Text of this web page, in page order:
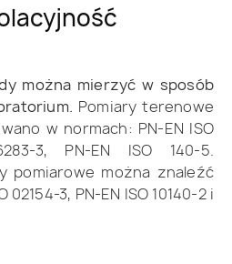
można mierzyć w sposób
Pomiary terenowe
w normach: PN-EN ISO
3, PN-EN ISO 140-5.
pomiarowe można znaleźć
02154-3, PN-EN ISO 10140-2 i